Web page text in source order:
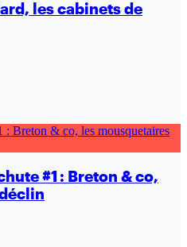
les cabinets de
#1 : Breton & co,